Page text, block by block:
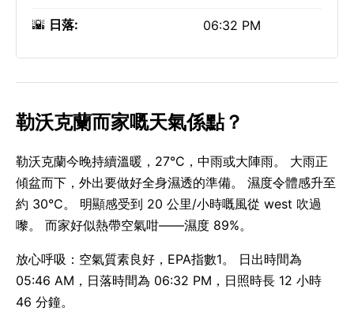
🌇 日落: 06:32 PM
勒沃克蘭而家嘅天氣係點？
勒沃克蘭今晚持續溫暖，27°C，中雨或大陣雨。 大雨正
傾盆而下，外出要做好全身濕透的準備。 濕度令體感升至
約 30°C。 明顯感受到 20 公里/小時嘅風從 west 吹過
嚟。 而家好似熱帶空氣咁——濕度 89%。
放心呼吸：空氣質素良好，EPA指數1。 日出時間為
05:46 AM，日落時間為 06:32 PM，日照時長 12 小時
46 分鐘。